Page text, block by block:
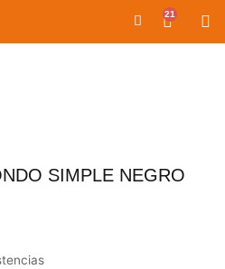
21
Carrito
SIMPLE NEGRO